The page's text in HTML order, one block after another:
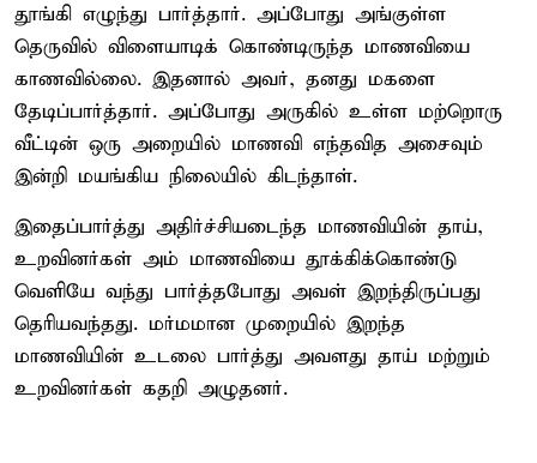
தூங்கி எழுந்து பார்த்தார். அப்போது அங்குள்ள
தெருவில் விளையாடிக் கொண்டிருந்த மாணவியை
காணவில்லை. இதனால் அவர், தனது மகளை
தேடிப்பார்த்தார். அப்போது அருகில் உள்ள மற்றொரு
வீட்டின் ஒரு அறையில் மாணவி எந்தவித அசைவும்
இன்றி மயங்கிய நிலையில் கிடந்தாள்.
இதைப்பார்த்து அதிர்ச்சியடைந்த மாணவியின் தாய்,
உறவினர்கள் அம் மாணவியை தூக்கிக்கொண்டு
வெளியே வந்து பார்த்தபோது அவள் இறந்திருப்பது
தெரியவந்தது. மர்மமான முறையில் இறந்த
மாணவியின் உடலை பார்த்து அவளது தாய் மற்றும்
உறவினர்கள் கதறி அழுதனர்.